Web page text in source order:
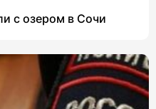
с озером в Сочи